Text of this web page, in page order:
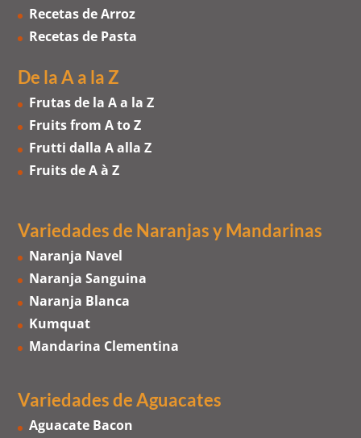
Recetas de Arroz
Recetas de Pasta
De la A a la Z
Frutas de la A a la Z
Fruits from A to Z
Frutti dalla A alla Z
Fruits de A à Z
Variedades de NaranjasyMandarinas
Naranja Navel
Naranja Sanguina
Naranja Blanca
Kumquat
Mandarina Clementina
Variedades de Aguacates
Aguacate Bacon